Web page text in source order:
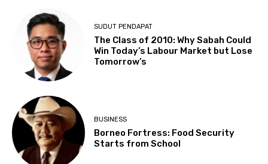
SUDUT PENDAPAT
The Class of 2010: Why Sabah Could
Win Today’s Labour Market but Lose
Tomorrow’s
BUSINESS
Borneo Fortress: Food Security
Starts from School